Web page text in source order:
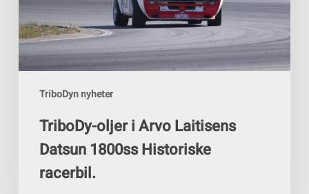
TriboDyn nyheter
1800ss
Historiske
racerbil.
TriboDy-oljer i Arvo Laitisens
Datsun 1800ss Historiske
racerbil.